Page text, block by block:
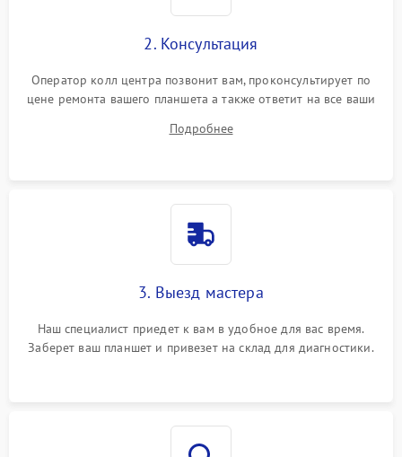
2. Консультация
Оператор колл центра позвонит вам, проконсультирует по
цене ремонта вашего планшета а также ответит на все ваши
Подробнее
3. Выезд мастера
Наш специалист приедет к вам в удобное для вас время.
Заберет ваш планшет и привезет на склад для диагностики.